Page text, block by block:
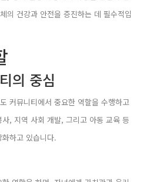
의 건강과 안전을 증진하는 데 필수적입
의 중심
커뮤니티에서 중요한 역할을 수행하고
, 지역 사회 개발, 그리고 아동 교육 등
하고 있습니다.